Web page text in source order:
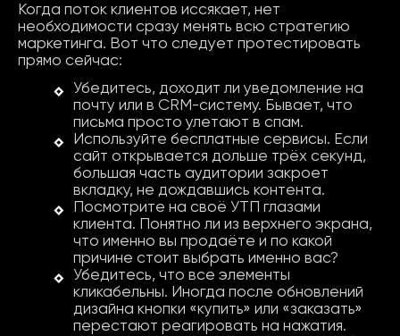
Когда поток клиентов иссякает, нет
необходимости сразу менять всю стратегию
маркетинга. Вот что следует протестировать
прямо сейчас:
Убедитесь, доходит ли уведомление на
почту или в CRM-систему. Бывает, что
письма просто улетают в спам.
Используйте бесплатные сервисы. Если
сайт открывается дольше трёх секунд,
большая часть аудитории закроет
вкладку, не дождавшись контента.
Посмотрите на своё УТП глазами
клиента. Понятно ли из верхнего экрана,
что именно вы продаёте и по какой
причине стоит выбрать именно вас?
Убедитесь, что все элементы
кликабельны. Иногда после обновлений
дизайна кнопки «купить» или «заказать»
перестают реагировать на нажатия.